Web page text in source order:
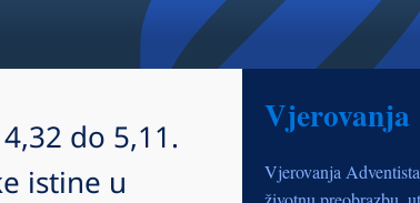
do 5,11.
istine u
Vjerovanja
Vjerovanja